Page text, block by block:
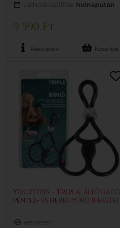
várható szállítás: holnapután
9 590 Ft
Részletek Kosárba
You2Toys - Tripla, állítható
pénisz- és heregyűrű (fekete)
készleten